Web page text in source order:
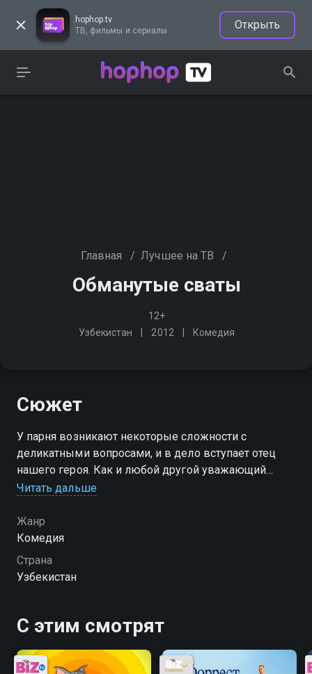
hophop.tv
ТВ, фильмы и сериалы
Открыть
Главная / Лучшее на ТВ /
Обманутые сваты
12+
Узбекистан
2012 Комедия
Сюжет
У парня возникают некоторые сложности с
деликатными вопросами, и в дело вступает отец
нашего героя. Как и любой другой уважающий
мнение своего сына отец, он пойдет на всё ради
сватов
Читать дальше
Жанр
Комедия
Страна
Узбекистан
С этим смотрят